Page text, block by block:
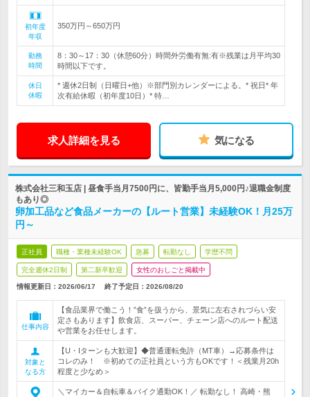
初年度
年収
350万円～650万円
勤務
時間
8：30～17：30（休憩60分）時間外労働有無:有※残業は月平均30
時間以下です。
休日
休暇
* 週休2日制（日曜日+他）※部門別カレンダーによる。* 祝日* 年
次有給休暇（初年度10日）* 特…
求人詳細を見る 気になる
株式会社三和玉店 | 昼食手当月7500円に、皆勤手当月5,000円♪退職金制度
もあり◎
卵加工品など食品メーカーの【ルート営業】未経験OK！月25万
円～
正社員 職種・業種未経験OK 急募 転勤なし 学歴不問
完全週休2日制 第二新卒歓迎 女性のおしごと掲載中
情報更新日：2026/06/17 終了予定日： 2026/08/20
仕事内容
【食品業界で働こう！”食”を扱うから、景気に左右されづらい安
定さもあります】飲食店、スーパー、チェーン店へのルート配送
や営業をお任せします。
対象と
なる方
【U・Iターンも大歓迎】◆普通運転免許（MT車）→応募条件は
コレのみ！ ※初めての正社員という方もOKです！＜残業月20h
程度と少なめ＞
＼マイカー＆自転車＆バイク通勤OK！／ 転勤なし！ 高崎・熊